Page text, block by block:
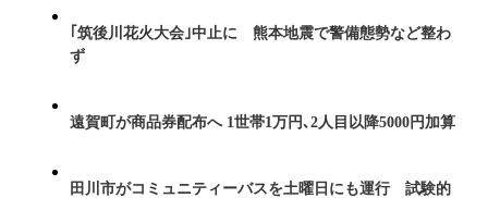
｢筑後川花火大会｣中止に 熊本地震で警備態勢など整わ
ず
遠賀町が商品券配布へ 1世帯1万円､2人目以降5000円加算
田川市がコミュニティーバスを土曜日にも運行 試験的